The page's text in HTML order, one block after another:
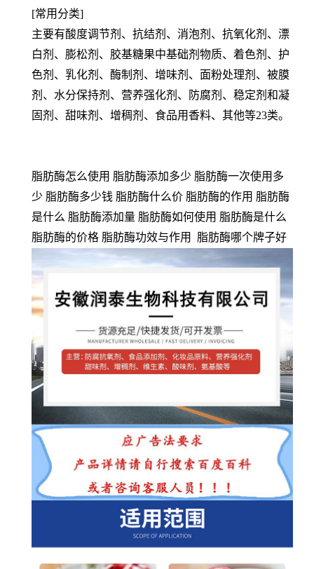
[常用分类]
主要有酸度调节剂、抗结剂、消泡剂、抗氧化剂、漂
白剂、膨松剂、胶基糖果中基础剂物质、着色剂、护
色剂、乳化剂、酶制剂、增味剂、面粉处理剂、被膜
剂、水分保持剂、营养强化剂、防腐剂、稳定剂和凝
固剂、甜味剂、增稠剂、食品用香料、其他等23类。
脂肪酶怎么使用 脂肪酶添加多少 脂肪酶一次使用多
少 脂肪酶多少钱 脂肪酶什么价 脂肪酶的作用 脂肪酶
是什么 脂肪酶添加量 脂肪酶如何使用 脂肪酶是什么
脂肪酶的价格 脂肪酶功效与作用 脂肪酶哪个牌子好